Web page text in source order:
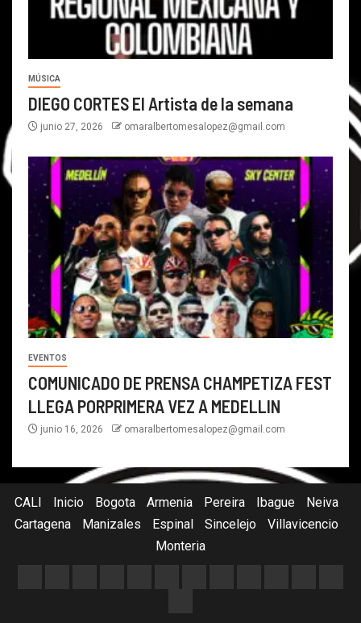
MÚSICA
DIEGO CORTES El Artista de la semana
junio 27, 2026 omaralbertomesalopez@gmail.com
EVENTOS
COMUNICADO DE PRENSA CHAMPETIZA FEST
LLEGA PORPRIMERA VEZ A MEDELLIN
junio 16, 2026 omaralbertomesalopez@gmail.com
CALI Inicio Bogota Armenia Pereira Ibague
Neiva
Cartagena
Manizales Espinal Sincelejo
Villavicencio
Monteria